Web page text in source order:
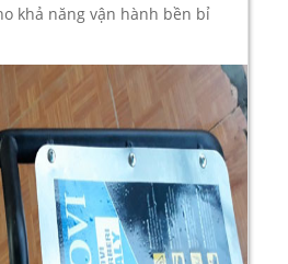
khả năng vận hành bền bỉ